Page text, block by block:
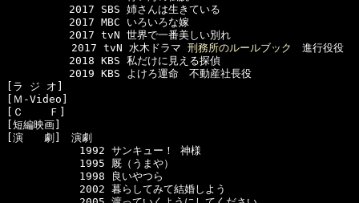
2017 SBS 姉さんは生きている
2017 MBC いろいろな嫁
2017 tvN 世界で一番美しい別れ
  　　　　　2017 tvN 水木ドラマ
刑務所のルールブック
進行役役
2018 KBS 私だけに見える探偵
2019 KBS よけろ運命　不動産社長役
[ラ ジ オ]
[Ｍ-Video]
[Ｃ    Ｆ]
[短編映画]
[演　　劇]　演劇
1992 サンキュー！ 神様
1995 厩（うまや）
1998 良いやつら
2002 暮らしてみて結婚しよう